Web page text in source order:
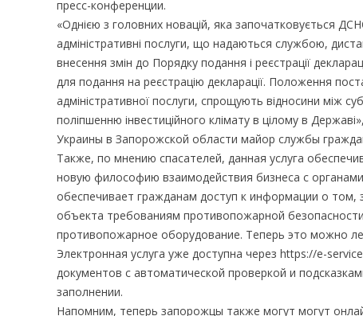
пресс-конференции.
«Однією з головних новацій, яка започатковується
адміністративні послуги, що надаються службою,
внесення змін до Порядку подання і реєстрації
для подання на реєстрацію декларації. Положення
адміністративної послуги, спрощують відносини між
поліпшенню інвестиційного клімату в цілому в
Украины в Запорожской области майор службы
Также, по мнению спасателей, данная услуга
новую философию взаимодействия бизнеса с
обеспечивает гражданам доступ к информации о том,
объекта требованиям противопожарной
противопожарное оборудование. Теперь это можно
Электронная услуга уже доступна через https://e-
документов с автоматической проверкой и
заполнении.
Напомним, теперь запорожцы также могут могут